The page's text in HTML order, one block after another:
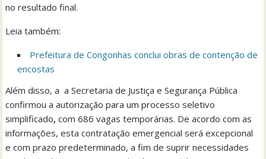
no resultado final.
Leia também:
Prefeitura de Congonhas conclui obras de contenção de
encostas
Além disso, a a Secretaria de Justiça e Segurança Pública
confirmou a autorização para um processo seletivo
simplificado,com 686 vagas temporárias. De acordo com as
informações, esta contratação emergencial será excepcional
e com prazo predeterminado, a fim de suprir necessidades